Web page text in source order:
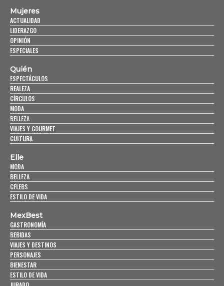
Mujeres
ACTUALIDAD
LIDERAZGO
OPINIÓN
ESPECIALES
Quién
ESPECTÁCULOS
REALEZA
CÍRCULOS
MODA
BELLEZA
VIAJES Y GOURMET
CULTURA
Elle
MODA
BELLEZA
CELEBS
ESTILO DE VIDA
MexBest
GASTRONOMÍA
BEBIDAS
VIAJES Y DESTINOS
PERSONAJES
BIENESTAR
ESTILO DE VIDA